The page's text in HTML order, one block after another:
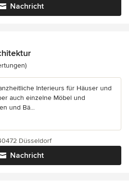
Nachricht
5 von 5 Sternen
Interieurs für Häuser und
auch einzelne Möbel und
und Bä...
Nachricht
Düsseldorf